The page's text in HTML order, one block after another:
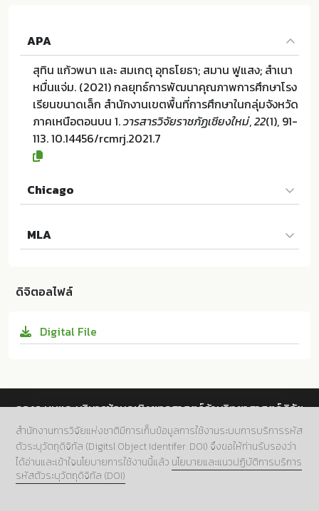
APA
สุทิน แก้วพนา และ สมเกตุ อุทธโยธา; สมาน ฟูแสง; สำเนา
หมื่นแจ่ม. (2021) กลยุทธ์การพัฒนาคุณภาพการศึกษาโรง
เรียนขนาดเล็ก สำนักงานเขตพื้นที่การศึกษาในกลุ่มจังหวัด
ภาคเหนือตอนบน 1.วารสารวิจัยราชภัฏเชียงใหม่,22(1), 91-
113. 10.14456/rcmrj.2021.7
Chicago
หมื่นแจ่ม. "กลยุทธ์การพัฒนาคุณภาพการศึกษาโรงเรียนข
นาดเล็ก สำนักงานเขตพื้นที่การศึกษาในกลุ่มจังหวัดภาคเห
13. 10.14456/rcmrj.2021.7
MLA
นาดเล็ก สำนักงานเขตพื้นที่การศึกษาในกลุ่มจังหวัดภาคเห
0.14456/rcmrj.2021.7
ดิจิตอลไฟล์
Digital File
กองระบบและบริหารข้อมูลเชิงยุทธศาสตร์ด้านวิทยาศาสตร์ วิจัย
และนวัตกรรม สำนักงานการวิจัยแห่งชาติ (วช.)
ที่อยู่.196 ถนนพหลโยธิน แขวงลาดยาว เขตจตุจักร กทม.
10900
เบอร์โทร.02 5612445 ต่อ 705
สำนักงานการวิจัยแห่งชาติมีการเก็บข้อมูลการใช้งานระบบการบริการรหัส
ตัวระบุวัตถุดิจิทัล (Digitsl Object Identifer: DOI) จึงขอให้ท่านรับรองว่า
ได้อ่านและเข้าใจนโยบายการใช้งานนี้แล้ว นโยบายและแนวปฏิบัติการบริการ
รหัสตัวระบุวัตถุดิจิทัล (DOI)